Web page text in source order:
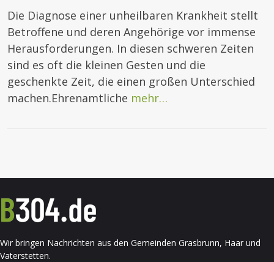
Die Diagnose einer unheilbaren Krankheit stellt
Betroffene und deren Angehörige vor immense
Herausforderungen. In diesen schweren Zeiten
sind es oft die kleinen Gesten und die
geschenkte Zeit, die einen großen Unterschied
machen.Ehrenamtliche mehr…
Wir bringen Nachrichten aus den Gemeinden Grasbrunn, Haar und
Vaterstetten.